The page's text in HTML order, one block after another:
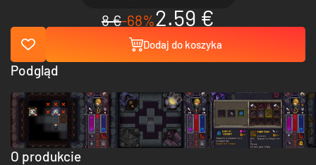
8 €-68%2.59 €
Dodaj do koszyka
O produkcie
Podgląd